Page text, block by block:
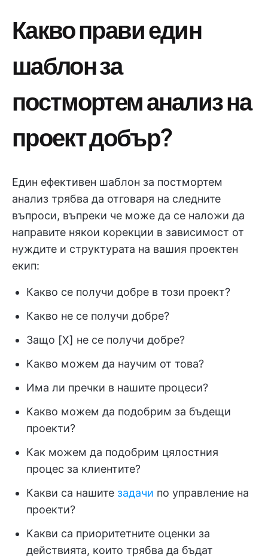
Какво прави един
шаблон за
постмортем анализ на
проект добър?
Един ефективен шаблон за постмортем
анализ трябва да отговаря на следните
въпроси, въпреки че може да се наложи да
направите някои корекции в зависимост от
нуждите и структурата на вашия проектен
екип:
Какво се получи добре в този проект?
Какво не се получи добре?
Защо [X] не се получи добре?
Какво можем да научим от това?
Има ли пречки в нашите процеси?
Какво можем да подобрим за бъдещи
проекти?
Как можем да подобрим цялостния
процес за клиентите?
Какви са нашите задачи по управление на
проекти?
Какви са приоритетните оценки за
действията, които трябва да бъдат